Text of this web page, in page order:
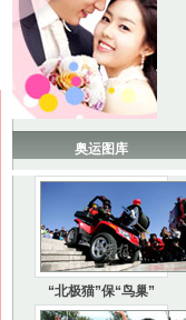
奥运图库
“北极猫”保“鸟巢”